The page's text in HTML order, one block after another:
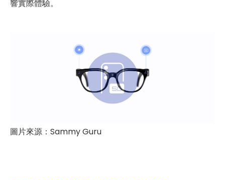
響實際體驗。
圖片來源：Sammy Guru